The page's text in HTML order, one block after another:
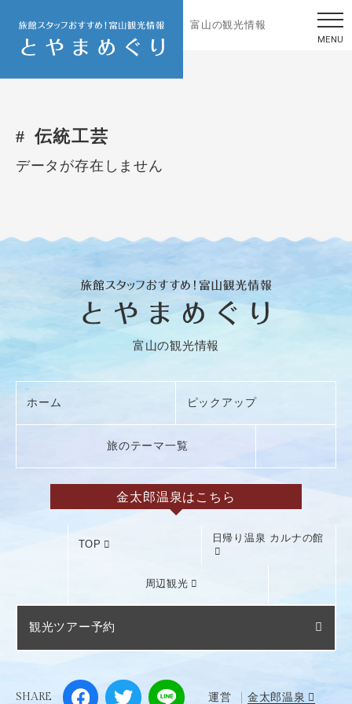
富山の観光情報
伝統工芸
データが存在しません
富山の観光情報
ホーム ピックアップ
旅のテーマ一覧
金太郎温泉はこちら
TOP
日帰り温泉 カルナの館
周辺観光
観光ツアー予約
SHARE 運営 金太郎温泉
MENU